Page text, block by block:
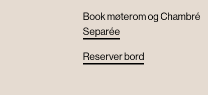
Book møterom og Chambré
Separée
Reserver bord